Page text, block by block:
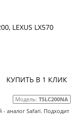
LEXUS LX570
КУПИТЬ В 1 КЛИК
Модель: TSLC200NA
аналог Safari. Подходит